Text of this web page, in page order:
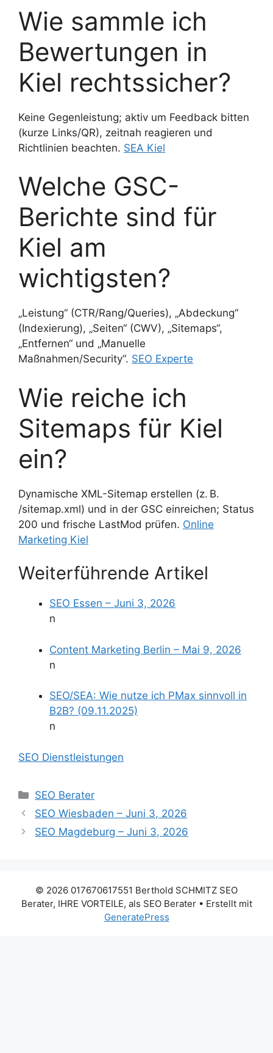
Wie sammle ich
Bewertungen in
Kiel rechtssicher?
Keine Gegenleistung; aktiv um Feedback bitten
(kurze Links/QR), zeitnah reagieren und
Richtlinien beachten. SEA Kiel
Welche GSC-
Berichte sind für
Kiel am
wichtigsten?
„Leistung“ (CTR/Rang/Queries), „Abdeckung“
(Indexierung), „Seiten“ (CWV), „Sitemaps“,
„Entfernen“ und „Manuelle
Maßnahmen/Security“. SEO Experte
Wie reiche ich
Sitemaps für Kiel
ein?
Dynamische XML-Sitemap erstellen (z. B.
/sitemap.xml) und in der GSC einreichen; Status
200 und frische LastMod prüfen. Online
Marketing Kiel
Weiterführende Artikel
SEO Essen – Juni 3, 2026
n
Content Marketing Berlin – Mai 9, 2026
n
SEO/SEA: Wie nutze ich PMax sinnvoll in
B2B? (09.11.2025)
n
SEO Dienstleistungen
Kategorien
SEO Berater
SEO Wiesbaden – Juni 3, 2026
SEO Magdeburg – Juni 3, 2026
© 2026 017670617551 Berthold SCHMITZ SEO
Berater, IHRE VORTEILE, als SEO Berater• Erstellt mit
GeneratePress